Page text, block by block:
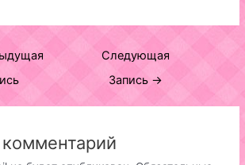
Следующая
Запись →